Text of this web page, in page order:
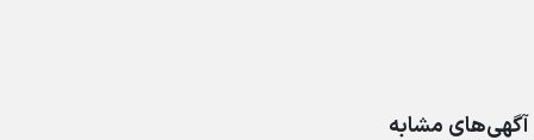
آگهی‌های مشابه